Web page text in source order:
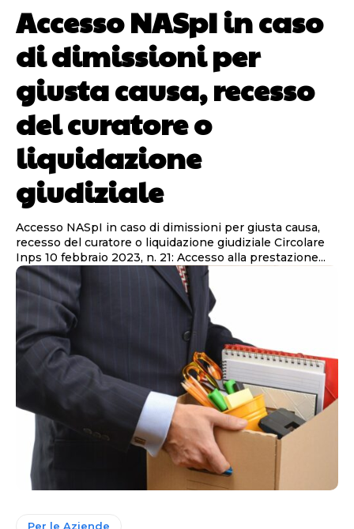
Accesso NASpI in caso
di dimissioni per
giusta causa, recesso
del curatore o
liquidazione
giudiziale
Accesso NASpI in caso di dimissioni per giusta causa,
recesso del curatore o liquidazione giudiziale Circolare
Inps 10 febbraio 2023, n. 21: Accesso alla prestazione...
Per le Aziende